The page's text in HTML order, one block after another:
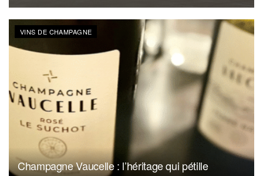
VINS DE CHAMPAGNE
Champagne Vaucelle : l’héritage qui pétille